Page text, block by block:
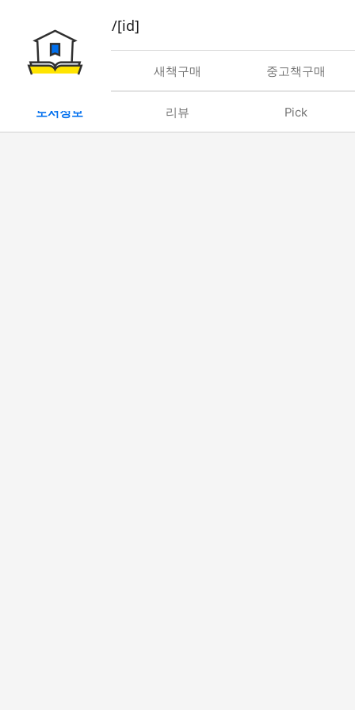
book/rent/[id]
대여 새책구매 중고책구매
도서정보 리뷰 Pick